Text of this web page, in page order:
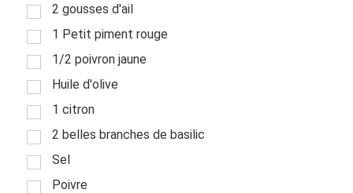
2 gousses d'ail
1 Petit piment rouge
1/2 poivron jaune
Huile d'olive
1 citron
2 belles branches de basilic
Sel
Poivre